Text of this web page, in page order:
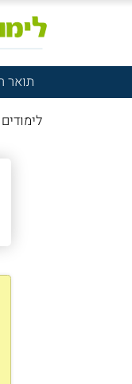
תואר
לימודים